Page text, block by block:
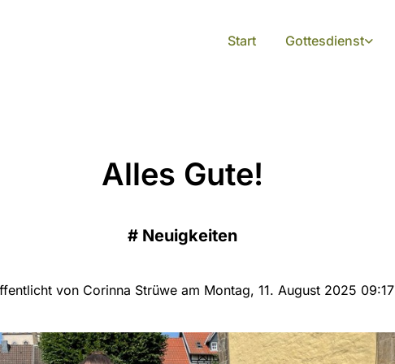
Start Gottesdienst
Alles Gute!
# Neuigkeiten
von Corinna Strüwe am Montag, 11. August 2025 09:17